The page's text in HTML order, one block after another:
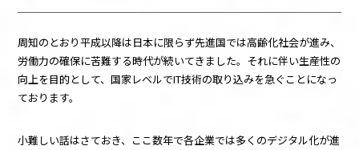
周知のとおり平成以降は日本に限らず先進国では高齢化社会が進み、
労働力の確保に苦難する時代が続いてきました。それに伴い生産性の
向上を目的として、国家レベルでIT技術の取り込みを急ぐことになっ
ております。
小難しい話はさておき、ここ数年で各企業では多くのデジタル化が進